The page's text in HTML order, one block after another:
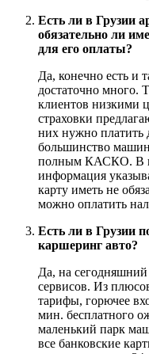
Есть ли в Грузии
обязательно ли
для его оплаты?
Да, конечно есть и
достаточно много.
клиентов низкими
страховки
них нужно платить
большинство машин
полным КАСКО. В
информация
карту иметь не
можно оплатить
Есть ли в Грузии
каршеринг авто?
Да, на сегодняшний
сервисов. Из
тарифы, горючее
мин. бесплатного
маленький парк
все банковские